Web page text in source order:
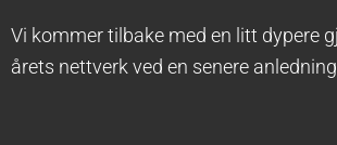
Vi kommer tilbake med en litt dypere
årets nettverk ved en senere